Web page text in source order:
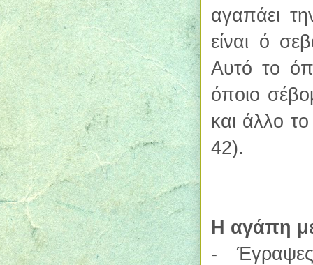
αγαπάει
είναι ό
Αυτό το
όποιο
και άλλο
42).
Η αγάπη
-